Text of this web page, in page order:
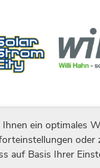
ein optimales
auf Basis Ihrer